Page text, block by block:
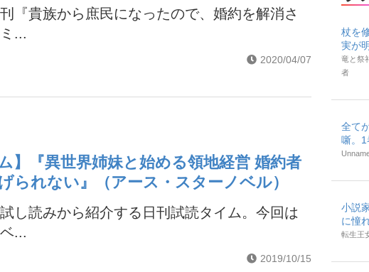
『貴族から庶民になったので、婚約を解消さ
...
2020/04/07
】『異世界姉妹と始める領地経営 婚約者
られない』（アース・スターノベル）
し読みから紹介する日刊試読タイム。今回は
...
2019/10/15
杖を
実が
竜と祭
者
全て
噺。1
小説
に憧
転生王